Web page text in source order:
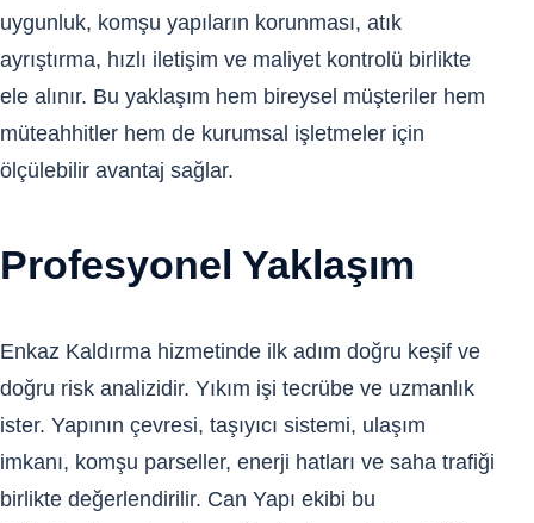
uygunluk, komşu yapıların korunması, atık
ayrıştırma, hızlı iletişim ve maliyet kontrolü birlikte
ele alınır. Bu yaklaşım hem bireysel müşteriler hem
müteahhitler hem de kurumsal işletmeler için
ölçülebilir avantaj sağlar.
Profesyonel Yaklaşım
Enkaz Kaldırma hizmetinde ilk adım doğru keşif ve
doğru risk analizidir. Yıkım işi tecrübe ve uzmanlık
ister. Yapının çevresi, taşıyıcı sistemi, ulaşım
imkanı, komşu parseller, enerji hatları ve saha trafiği
birlikte değerlendirilir. Can Yapı ekibi bu